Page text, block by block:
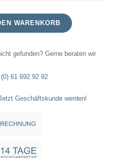
WARENKORB
gefunden? Gerne beraten wir
61 692 92 92
Geschäftskunde werden!